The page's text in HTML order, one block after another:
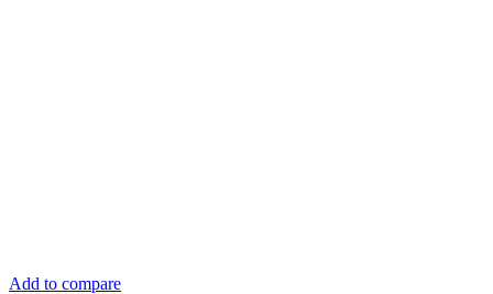
Add to compare